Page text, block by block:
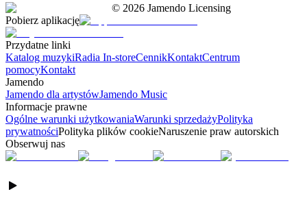
© 2026 Jamendo Licensing
Pobierz aplikację
Przydatne linki
Katalog muzykiRadia In-storeCennikKontaktCentrum
pomocyKontakt
Jamendo
Jamendo dla artystówJamendo Music
Informacje prawne
Ogólne warunki użytkowaniaWarunki sprzedażyPolityka
prywatnościPolityka plików cookieNaruszenie praw autorskich
Obserwuj nas